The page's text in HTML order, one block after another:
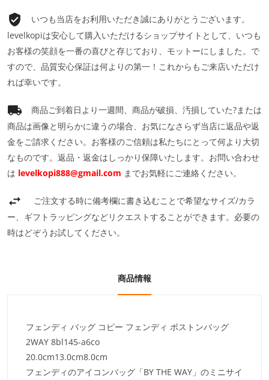
いつも当店をお利用いただき誠にありがとうございます。
levelkopiは安心して購入いただけるショップサイトとして、いつも
お客様の笑顔を一番の喜びと存じており、モットーにしました。で
すので、品質安心保証は何よりの第一！これからもご来店いただけ
れば幸いです。
商品ご到着日より一週間、商品が破損、汚損していた?または
商品は画像と明らかに違うの場合、お気になさらず当店に返品や返
金をご請求ください。お客様のご信頼は私たちにとって何より大切
なものです。返品・返金はしっかり保障いたします。お問い合わせ
は levelkopi888@gmail.com までお気軽にご連絡ください。
ご注文する時に備考欄に書き込むことで希望なサイズ/カラ
ー、ギフトラッピングなどリクエストすることができます。必要の
時はどぞうお試してください。
商品情報
フェンディ バッグ コピー フェンディ ボストンバッグ
2WAY 8bl145-a6co
20.0cm13.0cm8.0cm
フェンディのアイコンバッグ「BY THE WAY」のミニサイ